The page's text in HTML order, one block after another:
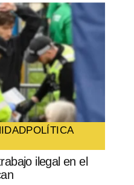
electrónico y
para la próxima
POLÍTICA
ilegal en el